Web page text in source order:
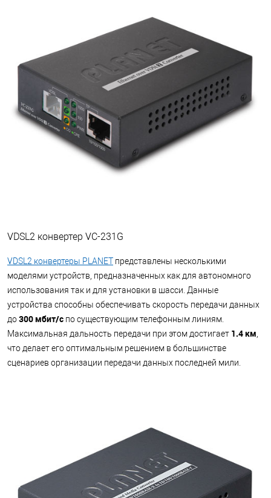
VDSL2 конвертер VC-231G
VDSL2 конвертеры PLANET представлены несколькими
моделями устройств, предназначенных как для автономного
использования так и для установки в шасси. Данные
устройства способны обеспечивать скорость передачи данных
до300 мбит/с по существующим телефонным линиям.
Максимальная дальность передачи при этом достигает 1.4 км
что делает его оптимальным решением в большинстве
сценариев организации передачи данных последней мили.